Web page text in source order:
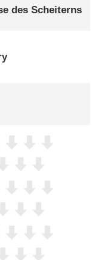
des Scheiterns